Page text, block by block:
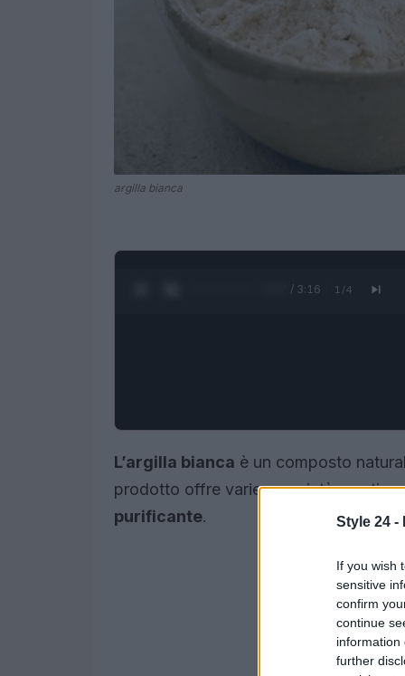
Style 24 -
If you wish
sensitive
confirm
continue
information
further
argilla bianca
0:28 / 3:16 1 /4
L’argilla bianca è un composto
prodotto offre varie proprietà curative
purificante.